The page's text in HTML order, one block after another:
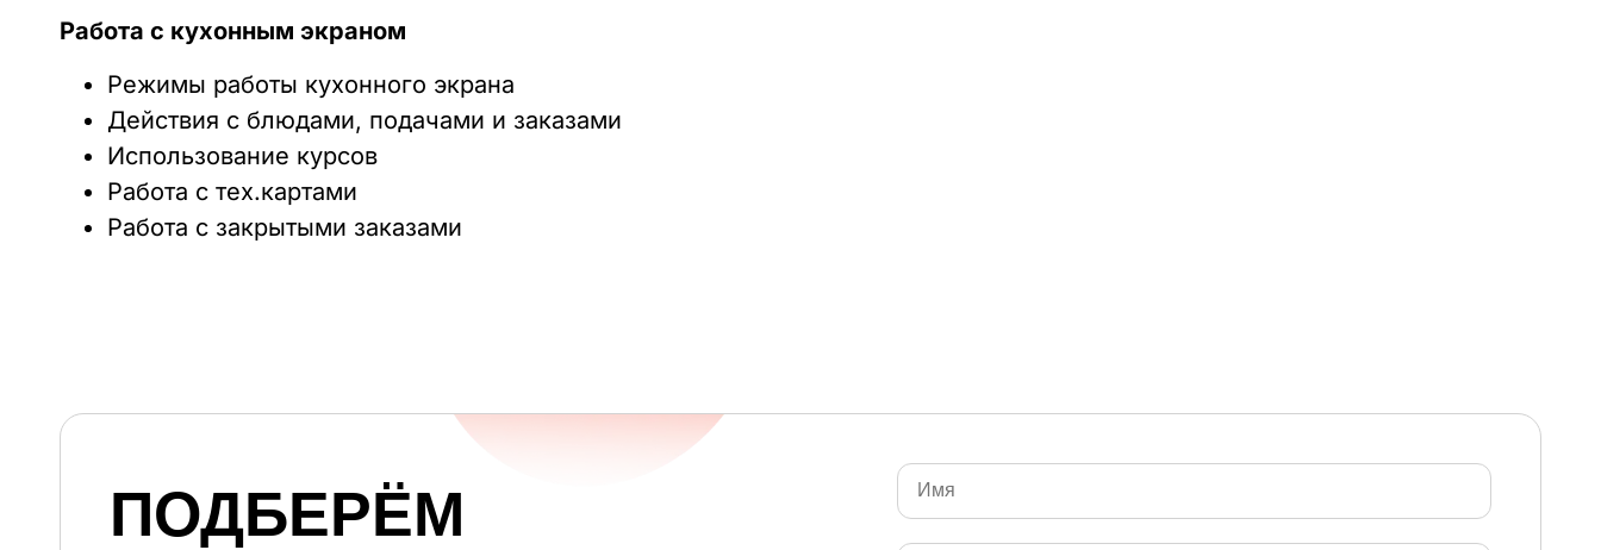
Работа с кухонным экраном
Режимы работы кухонного экрана
Действия с блюдами, подачами и заказами
Использование курсов
Работа с тех.картами
Работа с закрытыми заказами
ПОДБЕРЁМ